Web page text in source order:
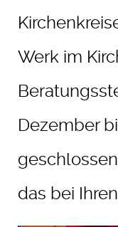
Werk im
Dezember
das bei